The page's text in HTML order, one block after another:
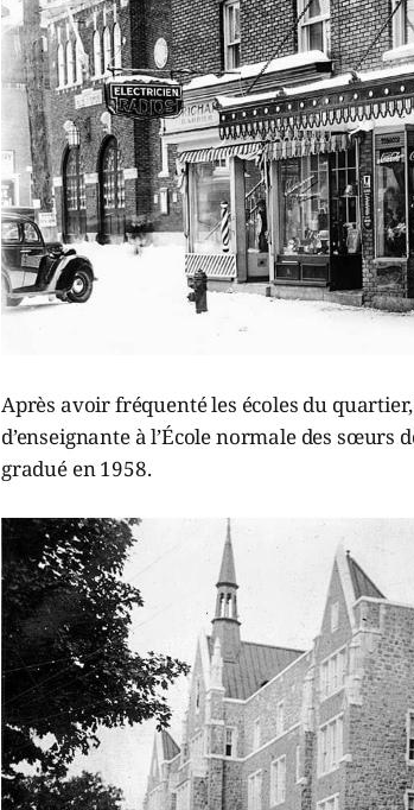
Après avoir fréquenté les écoles du
d’enseignante à l’École normale des sœurs
gradué en 1958.